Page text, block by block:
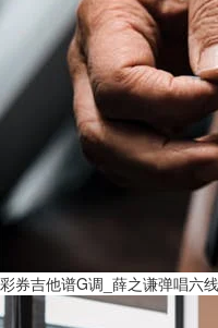
彩券吉他谱G调_薛之谦弹唱六